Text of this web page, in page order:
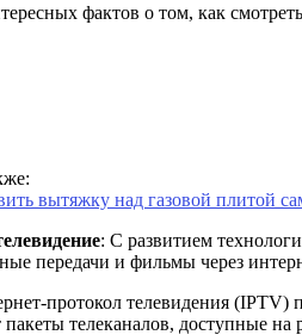
фактов о том, как
вытяжку над газовой плитой
: С развитием
передачи и фильмы через
протокол телевидения (IPTV)
пакеты телеканалов, доступные